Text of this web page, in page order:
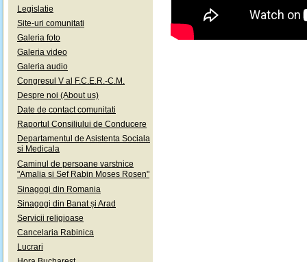
Legislatie
Site-uri comunitati
Galeria foto
Galeria video
Galeria audio
Congresul V al F.C.E.R.-C.M.
Despre noi (About us)
Date de contact comunitati
Raportul Consiliului de Conducere
Departamentul de Asistenta Sociala
si Medicala
Caminul de persoane varstnice
"Amalia si Sef Rabin Moses Rosen"
Sinagogi din Romania
Sinagogi din Banat și Arad
Servicii religioase
Cancelaria Rabinica
Lucrari